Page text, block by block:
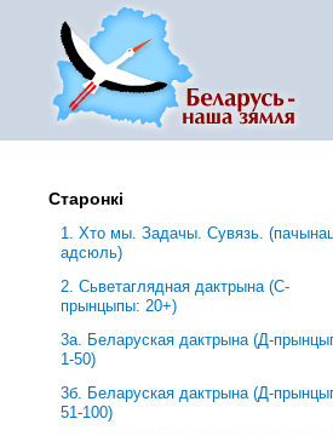
Старонкі
1. Хто мы. Задачы. Сувязь.
адсюль)
2. Сьветаглядная дактрына (С-
прынцыпы: 20+)
3a. Беларуская дактрына (Д-
1-50)
3б. Беларуская дактрына (Д-
51-100)